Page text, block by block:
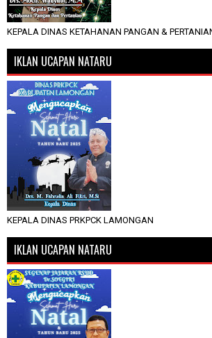
KEPALA DINAS KETAHANAN PANGAN &
IKLAN UCAPAN NATARU
KEPALA DINAS PRKPCK LAMONGAN
IKLAN UCAPAN NATARU